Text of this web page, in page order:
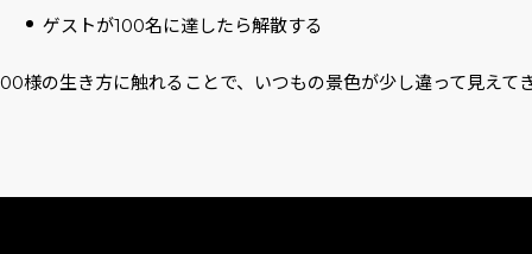
ゲストが100名に達したら解散する
様の生き方に触れることで、いつもの景色が少し違って見えて